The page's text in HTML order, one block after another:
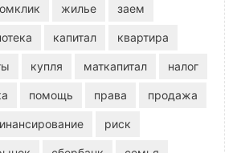
жилье заем
капитал квартира
купля маткапитал налог
помощь права продажа
риск